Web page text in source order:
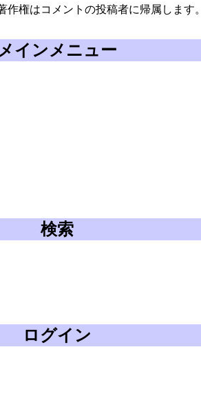
作権はコメントの投稿者に帰属します。
メインメニュー
検索
ログイン